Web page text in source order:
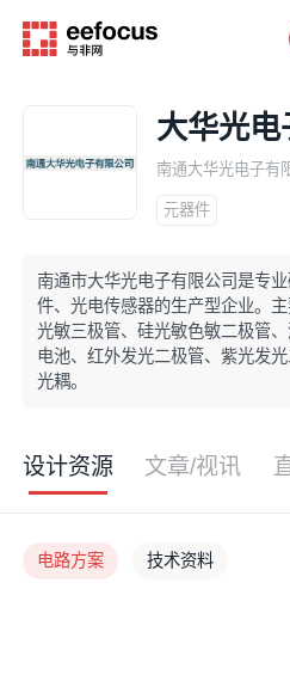
大华光电
南通大华光电子有
元器件
南通市大华光电子有限公司是专
件、光电传感器的生产型企业。
光敏三极管、硅光敏色敏二极管
电池、红外发光二极管、紫光发
光耦。
设计资源 文章/视讯
电路方案 技术资料